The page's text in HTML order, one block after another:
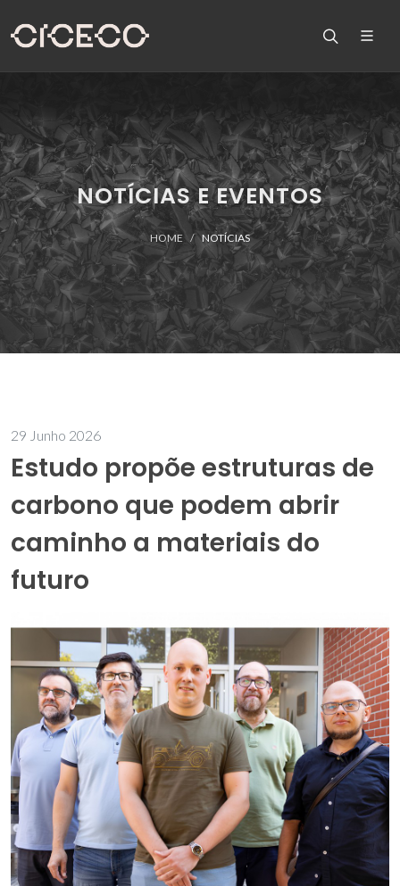
NOTÍCIAS E EVENTOS
HOME NOTÍCIAS
29 Junho 2026
Estudo propõe estruturas de
carbono que podem abrir
caminho a materiais do
futuro